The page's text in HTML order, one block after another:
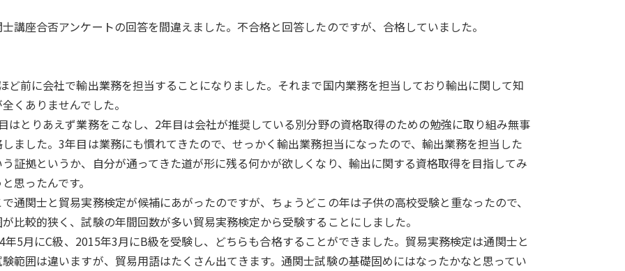
講座合否アンケートの回答を間違えました。不合格と回答したのですが、合格していました。
ど前に会社で輸出業務を担当することになりました。それまで国内業務を担当しており輸出に関して知
くありませんでした。
はとりあえず業務をこなし、2年目は会社が推奨している別分野の資格取得のための勉強に取り組み無事
ました。3年目は業務にも慣れてきたので、せっかく輸出業務担当になったので、輸出業務を担当した
証拠というか、自分が通ってきた道が形に残る何かが欲しくなり、輸出に関する資格取得を目指してみ
思ったんです。
通関士と貿易実務検定が候補にあがったのですが、ちょうどこの年は子供の高校受験と重なったので、
比較的狭く、試験の年間回数が多い貿易実務検定から受験することにしました。
年5月にC級、2015年3月にB級を受験し、どちらも合格することができました。貿易実務検定は通関士と
範囲は違いますが、貿易用語はたくさん出てきます。通関士試験の基礎固めにはなったかなと思ってい